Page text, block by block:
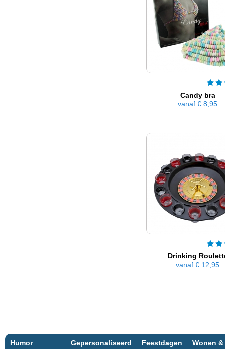
Candy bra
vanaf € 8,95
Drinking
vanaf € 12,95
Humor Gepersonaliseerd Feestdagen Wonen